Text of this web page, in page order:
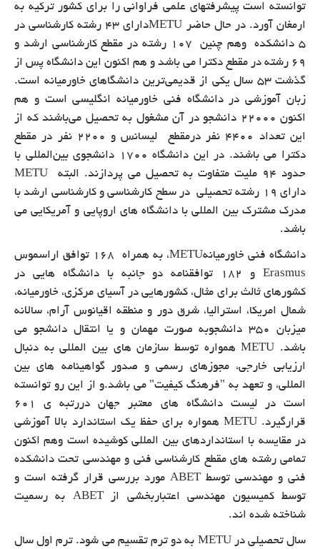
توانسته است پیشرفتهای علمی فراوانی را برای کشور ترکیه به
ارمغان آورد. در حال حاضر METU
دارای 43 رشته کارشناسی در
5 دانشکده وهم چنین 107 رشته در مقطع کارشناسی ارشد و
69 رشته در مقطع دکترا می باشد
و هم اکنون این دانشگاه پس از
گذشت 53 سال یکی از قدیمی‌ترین دانشگاهای خاورمیانه است.
زبان آموزشی در دانشگاه فنی خاورمیانه انگلیسی است و هم
اکنون 22000 دانشجو در آن مشغول به تحصیل می‌باشند که از
این تعداد 4400 نفر درمقطع لیسانس و 2200 نفر در مقطع
دکترا می باشند. در این دانشگاه 1700 دانشجوی بین‌المللی با
حدود 94 ملیت متفاوت به تحصیل می پردازند. البته
METU
دارای 19 رشته تحصیلی در سطح کارشناسی و کارشناسی ارشد با
مدرک مشترک بین المللی با دانشگاه های اروپایی و آمریکایی می
باشد.
دانشگاه فنی خاورمیانهMETU، به همراه 168 توافق اراسموس
Erasmus
و 182 توافقنامه دو جانبه با دانشگاه هایی در
کشورهای ثالث برای مثال، کشورهایی در آسیای مرکزی، خاورمیانه،
شمال امریکا، استرالیا، شرق دور و منطقه اقیانوس آرام، سالانه
میزبان 350 دانشجوبه صورت مهمان و یا انتقال دانشجو می
باشد. METU همواره توسط سازمان های بین المللی به دنبال
ارزیابی خارجی، مجوزهای رسمی و صدور گواهینامه های بین
المللی، و تعهد به "فرهنگ کیفیت" می باشد.و از این رو توانسته
است در لیست دانشگاه های معتبر جهان دررتبه ی 601
قرارگیرد. METU همواره برای حفظ یک استاندارد بالا آموزشی
در مقایسه با استانداردهای بین المللی کوشیده است وهم اکنون
تمامی رشته های مقطع کارشناسی فنی و مهندسی تحت دانشکده
فنی و مهندسی توسط ABET مورد بررسی قرار گرفته است و
توسط کمیسیون مهندسی اعتباربخشی ازABET
به رسمیت
شناخته شده اند.
سال تحصیلی در METU به دو ترم تقسیم می شود. ترم اول سال